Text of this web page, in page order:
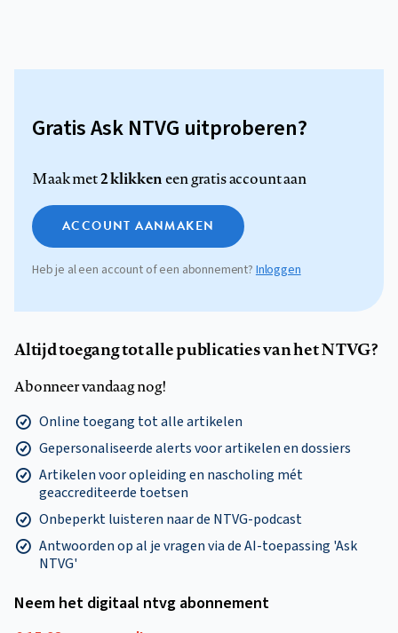
Gratis Ask NTVG uitproberen?
Maak met2 klikkeneen gratis account aan
ACCOUNT AANMAKEN
Heb je al een account of een abonnement? Inloggen
Altijd toegang tot alle publicaties van het NTVG?
Abonneer vandaag nog!
Online toegang tot alle artikelen
Gepersonaliseerde alerts voor artikelen en dossiers
Artikelen voor opleiding en nascholing mét
geaccrediteerde toetsen
Onbeperkt luisteren naar de NTVG-podcast
Antwoorden op al je vragen via de AI-toepassing 'Ask
NTVG'
Neem het digitaal ntvg abonnement